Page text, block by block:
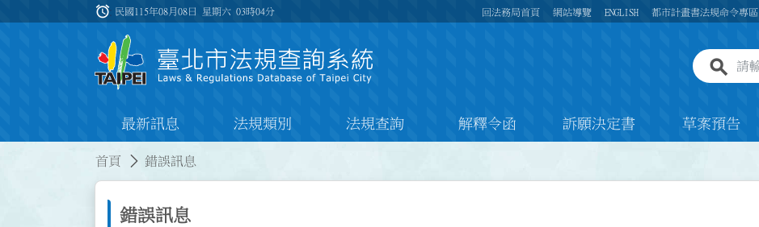
:::
alarm 民國115年08月08日 星期六03時04分 回法務局首頁 網站導覽 ENGLISH 都市計畫書法規命令專區
全
最新訊息 法規類別 法規查詢 解釋令函 訴願決定書 草案預告
首頁 錯誤訊息
錯誤訊息